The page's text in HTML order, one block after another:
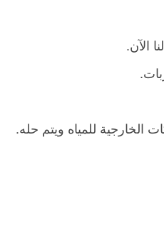
الآن.
للمياه ويتم حله.